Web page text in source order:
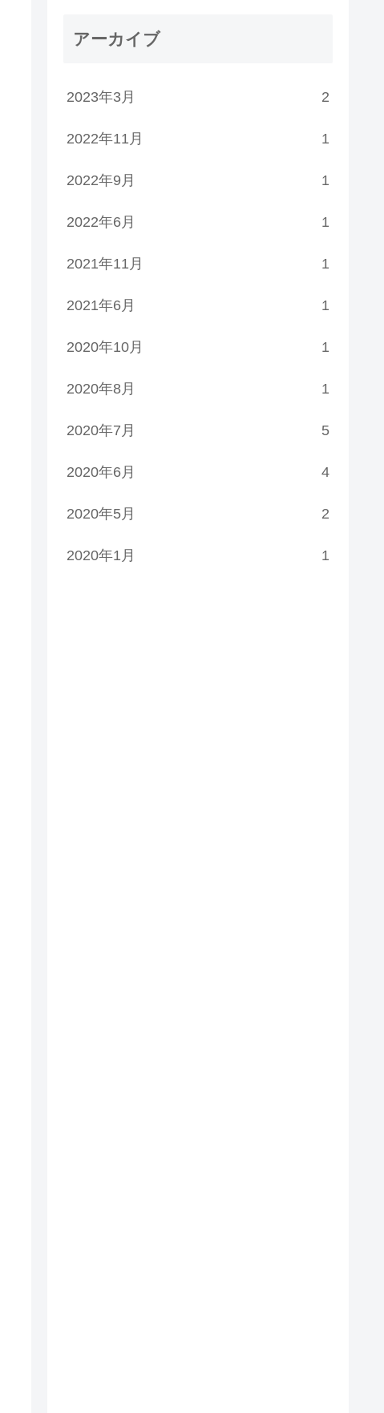
アーカイブ
2023年3月 2
2022年11月 1
2022年9月 1
2022年6月 1
2021年11月 1
2021年6月 1
2020年10月 1
2020年8月 1
2020年7月 5
2020年6月 4
2020年5月 2
2020年1月 1